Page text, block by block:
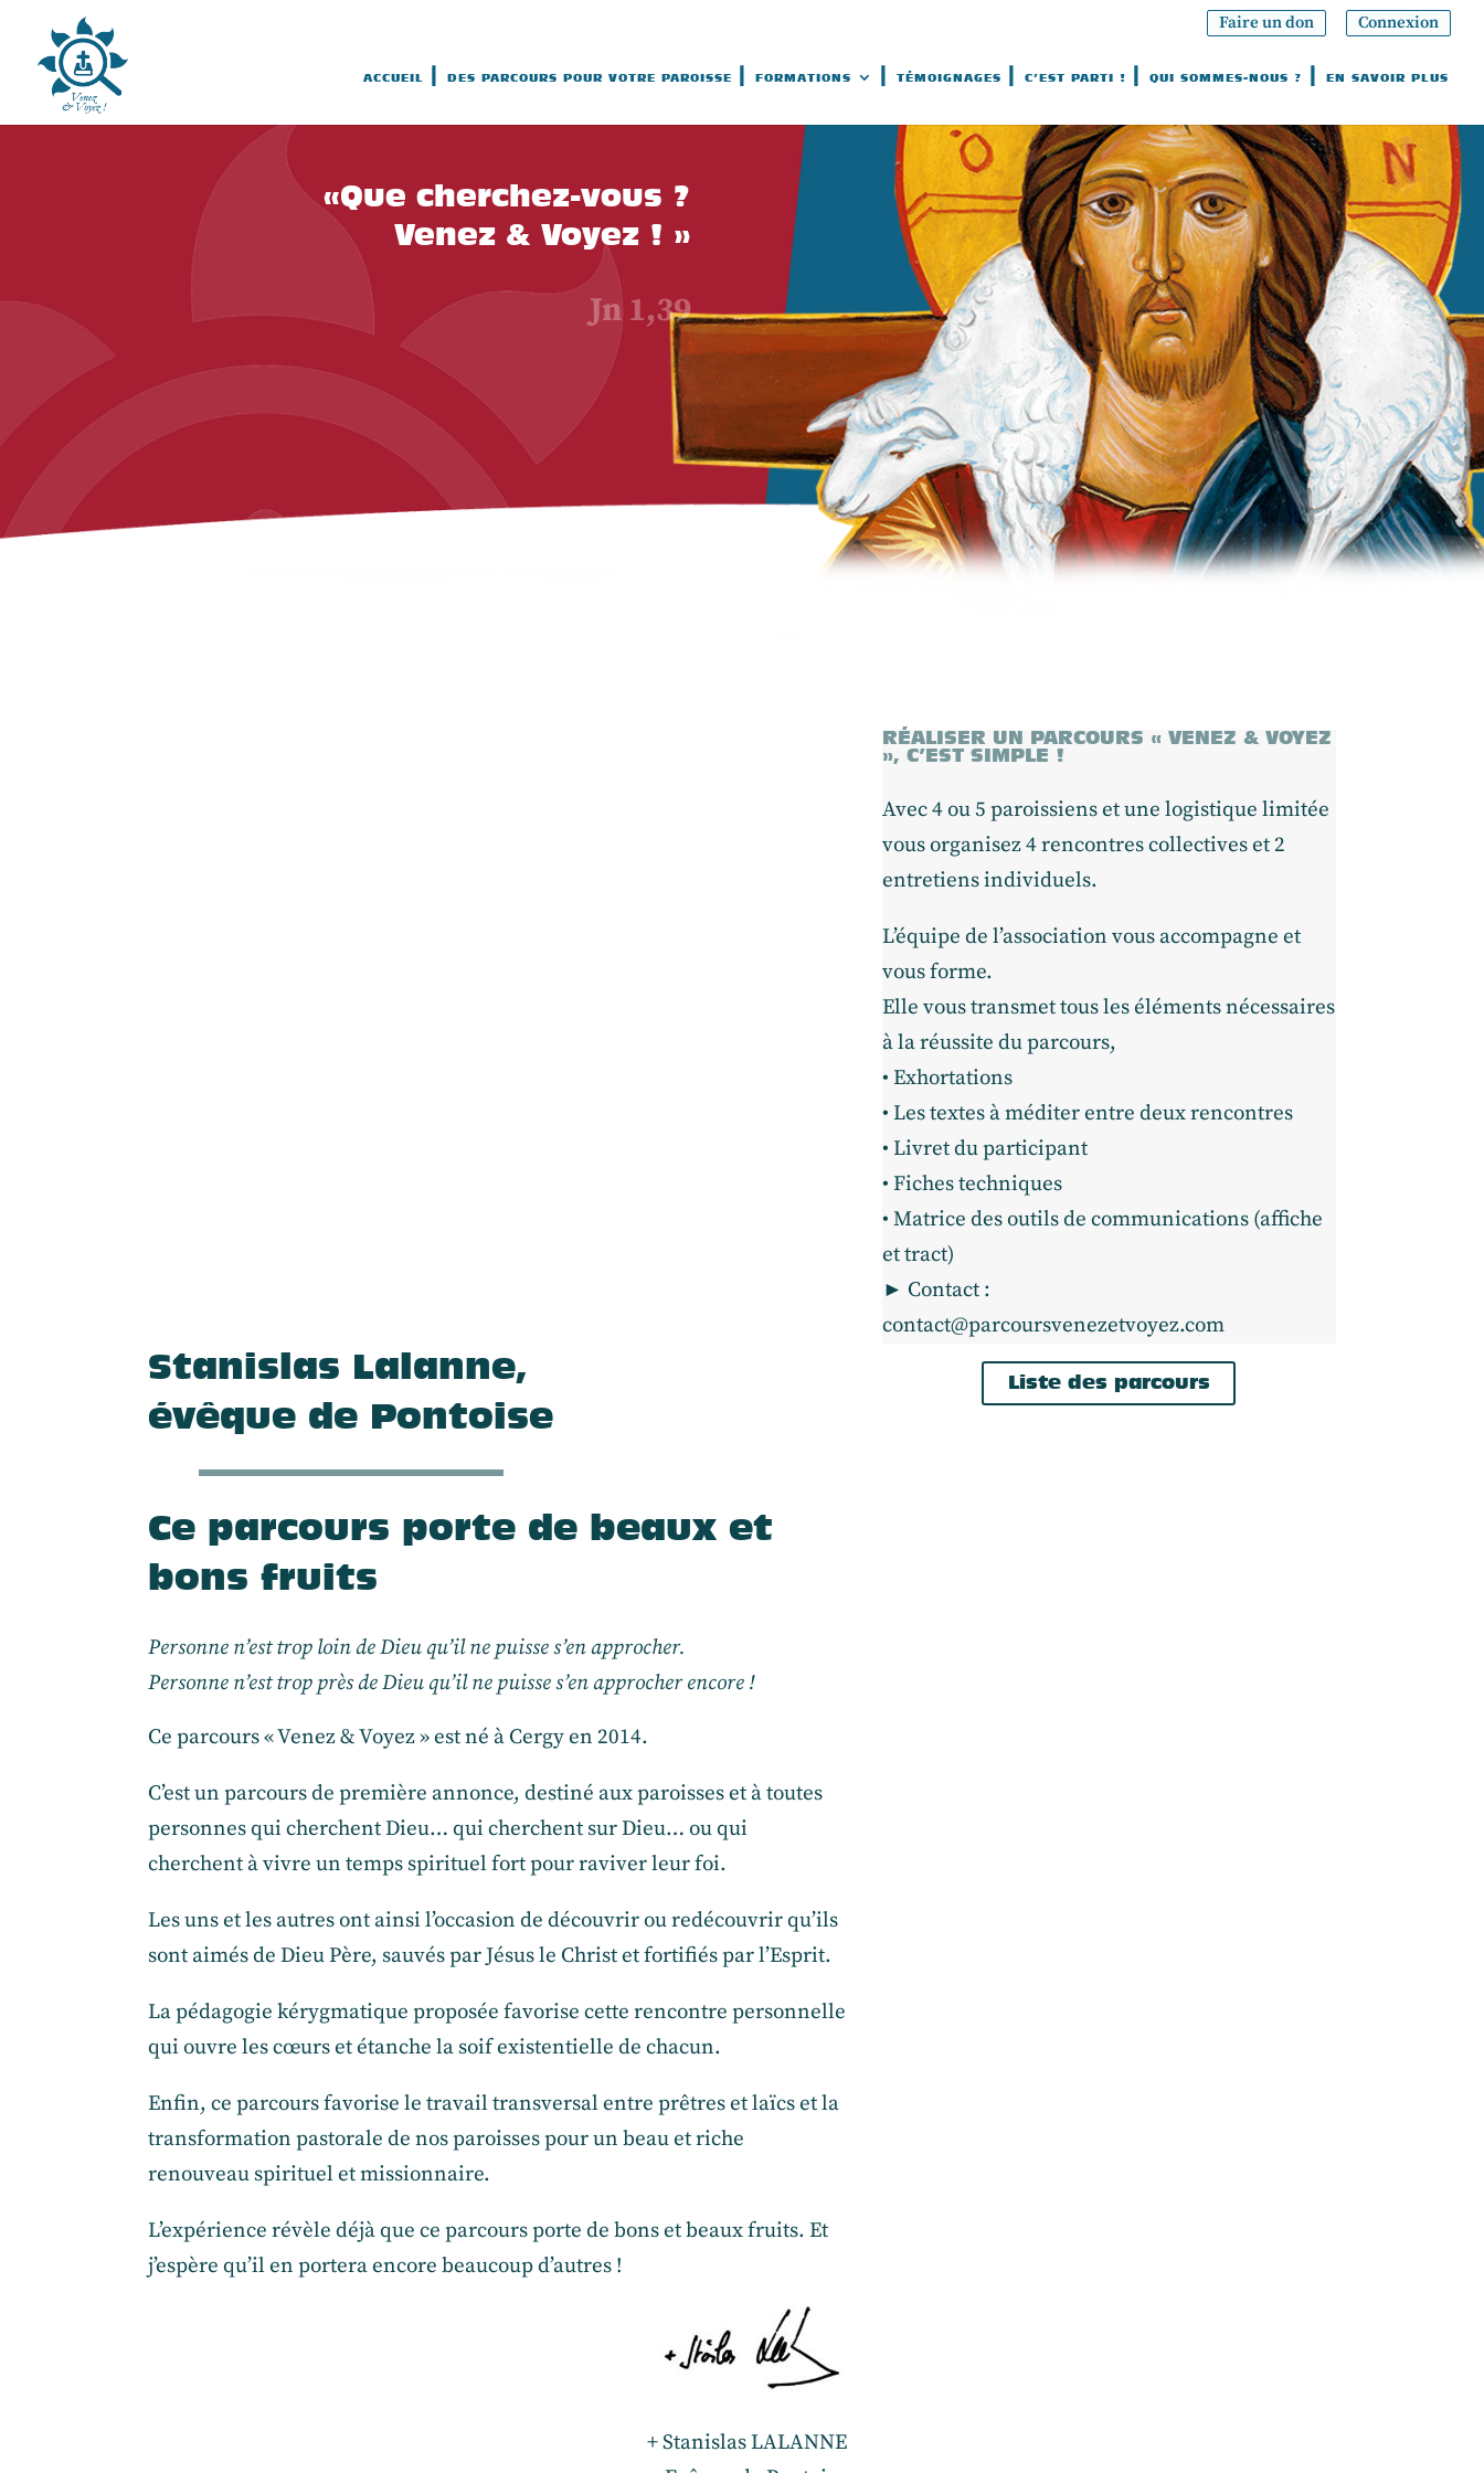
Faire un don Connexion
ACCUEIL DES PARCOURS POUR VOTRE PAROISSE FORMATIONS TÉMOIGNAGES C’EST PARTI ! QUI SOMMES-NOUS ? EN SAVOIR PLUS
«Que cherchez-vous ?
Venez & Voyez ! »
Jn 1,39
Stanislas Lalanne,
évêque de Pontoise
Ce parcours porte de beaux et
bons fruits
Personne n’est trop loin de Dieu qu’il ne puisse s’en approcher.
Personne n’est trop près de Dieu qu’il ne puisse s’en approcher encore !
Ce parcours « Venez & Voyez » est né à Cergy en 2014.
C’est un parcours de première annonce, destiné aux paroisses et à toutes
personnes qui cherchent Dieu… qui cherchent sur Dieu… ou qui
cherchent à vivre un temps spirituel fort pour raviver leur foi.
Les uns et les autres ont ainsi l’occasion de découvrir ou redécouvrir qu’ils
sont aimés de Dieu Père, sauvés par Jésus le Christ et fortifiés par l’Esprit.
La pédagogie kérygmatique proposée favorise cette rencontre personnelle
qui ouvre les cœurs et étanche la soif existentielle de chacun.
Enfin, ce parcours favorise le travail transversal entre prêtres et laïcs et la
transformation pastorale de nos paroisses pour un beau et riche
renouveau spirituel et missionnaire.
L’expérience révèle déjà que ce parcours porte de bons et beaux fruits. Et
j’espère qu’il en portera encore beaucoup d’autres !
+ Stanislas LALANNE
RÉALISER UN PARCOURS « VENEZ & VOYEZ
», C’EST SIMPLE !
Avec 4 ou 5 paroissiens et une logistique limitée
vous organisez 4 rencontres collectives et 2
entretiens individuels.
L’équipe de l’association vous accompagne et
vous forme.
Elle vous transmet tous les éléments nécessaires
à la réussite du parcours,
• Exhortations
• Les textes à méditer entre deux rencontres
• Livret du participant
• Fiches techniques
• Matrice des outils de communications (affiche
et tract)
► Contact :
contact@parcoursvenezetvoyez.com
Liste des parcours